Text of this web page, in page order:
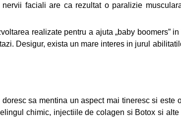
faciali are ca rezultat o paralizie
realizate pentru a ajuta „baby boomers”
Desigur, exista un mare interes in jurul
sa mentina un aspect mai tineresc si este
chimic, injectiile de colagen si Botox si